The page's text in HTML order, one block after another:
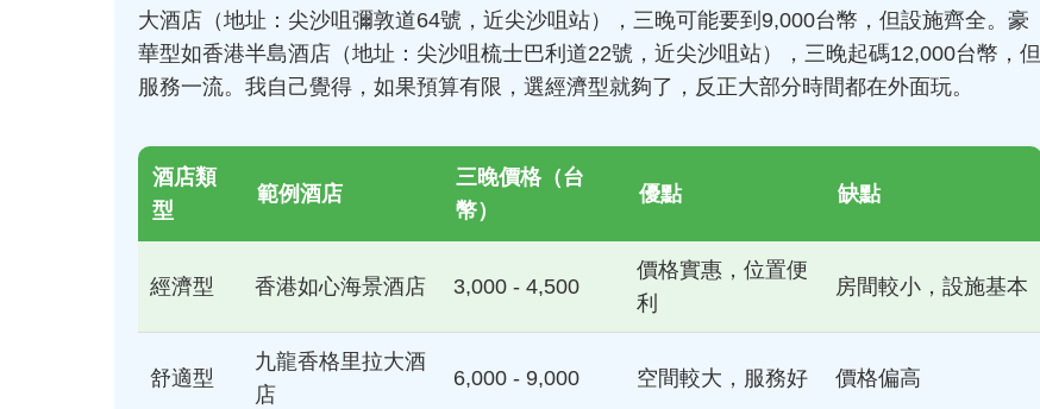
大酒店（地址：尖沙咀彌敦道64號，近尖沙咀站），三晚可能要到9,000台幣，但設施齊全。豪
華型如香港半島酒店（地址：尖沙咀梳士巴利道22號，近尖沙咀站），三晚起碼12,000台幣，但
服務一流。我自己覺得，如果預算有限，選經濟型就夠了，反正大部分時間都在外面玩。
酒店類
型
範例酒店
三晚價格（台
幣）
優點 缺點
經濟型 香港如心海景酒店 3,000 - 4,500
價格實惠，位置便
利
房間較小，設施基本
舒適型
九龍香格里拉大酒
店
6,000 - 9,000 空間較大，服務好 價格偏高